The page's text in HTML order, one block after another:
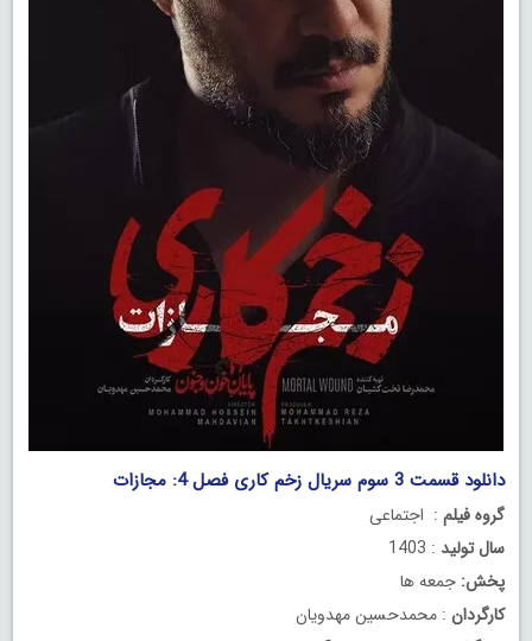
دانلود قسمت 3 سوم سریال زخم کاری فصل 4: مجازات
گروه فیلم : اجتماعی
سال تولید : 1403
پخش: جمعه ها
کارگردان : محمدحسین مهدویان